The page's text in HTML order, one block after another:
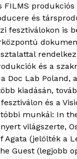
t
a
r
t
a
l
o
m
m
a
l
k
a
FILMS
és
fesztiválokon is
és a
Doc Lab Poland,
kiadásán,
és a
munkái: In
világszerte,
Agata (jelölték a
Guest (legjobb